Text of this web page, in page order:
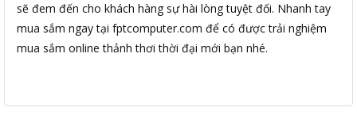
sẽ đem đến cho khách hàng sự hài lòng tuyệt đối. Nhanh tay
mua sắm ngay tại fptcomputer.com để có được trải nghiệm
mua sắm online thảnh thơi thời đại mới bạn nhé.